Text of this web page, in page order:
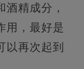
精成分，
用，最好是
以再次起到